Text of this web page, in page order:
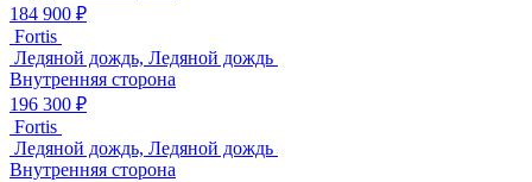
184 900 ₽
Fortis
Ледяной дождь, Ледяной дождь
Внутренняя сторона
196 300 ₽
Fortis
Ледяной дождь, Ледяной дождь
Внутренняя сторона